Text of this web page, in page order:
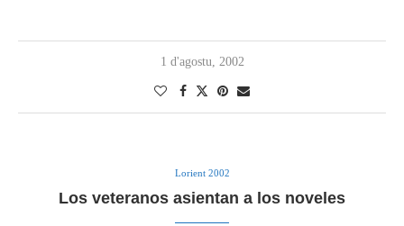
1 d'agostu, 2002
Lorient 2002
Los veteranos asientan a los noveles